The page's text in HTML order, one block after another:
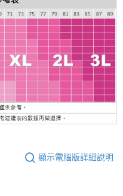
顯示電腦版詳細說明